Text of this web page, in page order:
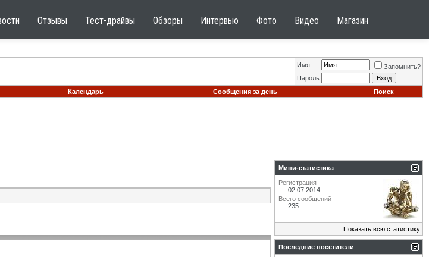
Отзывы Тест-драйвы Обзоры Интервью Фото Видео Магазин
Имя
Запомнить?
Пароль
Календарь Сообщения за день Поиск
Мини-статистика
Регистрация
02.07.2014
Всего сообщений
235
Показать всю статистику
Последние посетители